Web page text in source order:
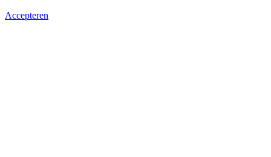
Accepteren